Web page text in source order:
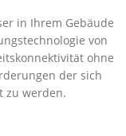
in Ihrem Gebäude
von
ohne
der sich
zu werden.